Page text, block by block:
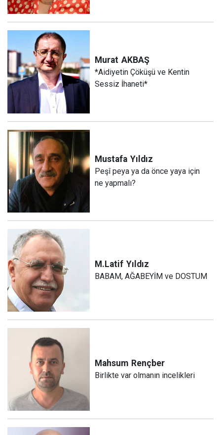
Murat AKBAŞ
*Aidiyetin Çöküşü ve Kentin
Sessiz İhaneti*
Mustafa Yıldız
Peşî peya ya da önce yaya için
ne yapmalı?
M.Latif Yıldız
BABAM, AĞABEYİM ve DOSTUM
Mahsum Rençber
Birlikte var olmanın incelikleri